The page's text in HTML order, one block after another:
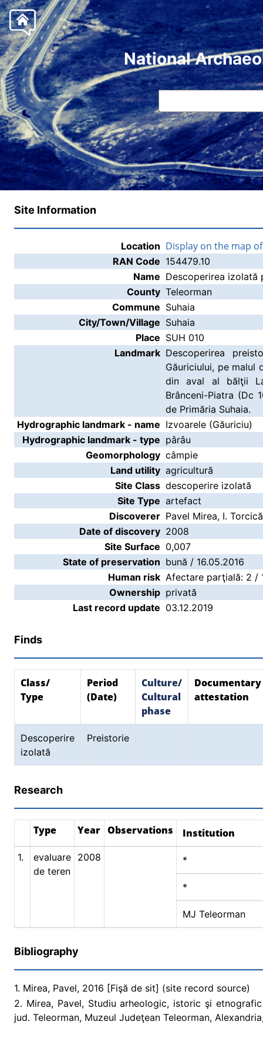
National
Site Information
Location Display on the map
RAN Code 154479.10
Name Descoperirea izolată
County Teleorman
Commune Suhaia
City/Town/Village Suhaia
Place SUH 010
Landmark Descoperirea
Găuriciului, pe malul
din aval al bălţii
Brânceni-Piatra (Dc
de Primăria Suhaia.
Hydrographic landmark - name Izvoarele (Găuriciu)
Hydrographic landmark - type pârâu
Geomorphology câmpie
Land utility agricultură
Site Class descoperire izolată
Site Type artefact
Discoverer Pavel Mirea, I. Torcică
Date of discovery 2008
Site Surface 0,007
State of preservation bună / 16.05.2016
Human risk Afectare parţială: 2 /
Ownership privată
Last record update 03.12.2019
Finds
Class/
Type
Period
(Date)
Culture/
Cultural
phase
Documentary
attestation
Descoperire
izolată
Preistorie
Research
Type Year Observations Institution
1.
evaluare
de teren
2008 *
*
MJ Teleorman
Bibliography
1. Mirea, Pavel, 2016 [Fişă de sit] (site record source)
2. Mirea, Pavel, Studiu arheologic, istoric şi
jud. Teleorman, Muzeul Judeţean Teleorman,